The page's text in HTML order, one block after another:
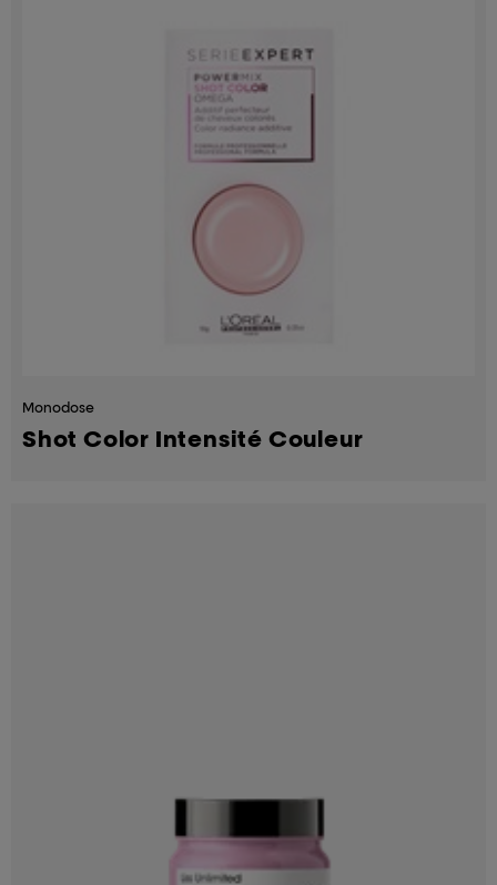
Monodose
Shot Color Intensité Couleur